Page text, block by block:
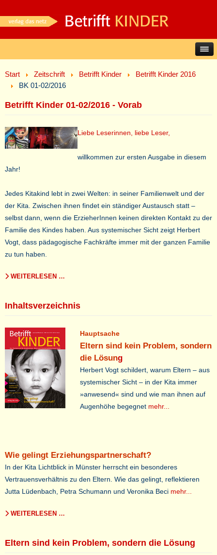
Start Zeitschrift Betrifft Kinder
Betrifft Kinder 2016
BK 01-02/2016
Betrifft Kinder 01-02/2016 - Vorab
Liebe Leserinnen, liebe Leser,
willkommen zur ersten Ausgabe in diesem
Jahr!
Jedes Kitakind lebt in zwei Welten: in seiner Familienwelt und der
der Kita. Zwischen ihnen findet ein ständiger Austausch statt –
selbst dann, wenn die ErzieherInnen keinen direkten Kontakt zu der
Familie des Kindes haben. Aus systemischer Sicht zeigt Herbert
Vogt, dass pädagogische Fachkräfte immer mit der ganzen Familie
zu tun haben.
WEITERLESEN …
Inhaltsverzeichnis
Hauptsache
Eltern sind kein Problem, sondern
die Lösung
Herbert Vogt schildert, warum Eltern – aus
systemischer Sicht – in der Kita immer
»anwesend« sind und wie man ihnen auf
Augenhöhe begegnet mehr...
Wie gelingt Erziehungspartnerschaft?
In der Kita Lichtblick in Münster herrscht ein besonderes
Vertrauensverhältnis zu den Eltern. Wie das gelingt, reflektieren
Jutta Lüdenbach, Petra Schumann und Veronika Beci mehr...
WEITERLESEN …
Eltern sind kein Problem, sondern die Lösung